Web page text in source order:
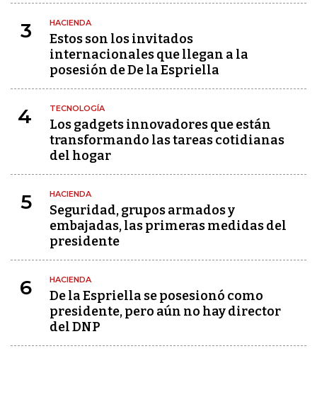
3 HACIENDA
Estos son los invitados
internacionales que llegan a la
posesión de De la Espriella
4 TECNOLOGÍA
Los gadgets innovadores que están
transformando las tareas cotidianas
del hogar
5 HACIENDA
Seguridad, grupos armados y
embajadas, las primeras medidas del
presidente
6 HACIENDA
De la Espriella se posesionó como
presidente, pero aún no hay director
del DNP